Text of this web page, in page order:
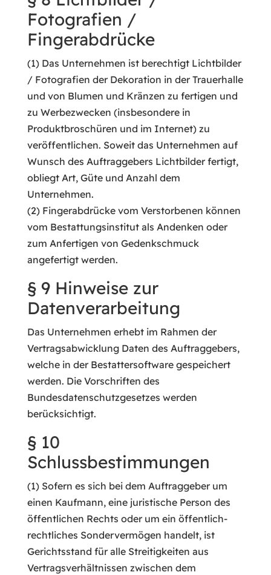
Fotografien /
Fingerabdrücke
(1) Das Unternehmen ist berechtigt Lichtbilder
/ Fotografien der Dekoration in der Trauerhalle
und von Blumen und Kränzen zu fertigen und
zu Werbezwecken (insbesondere in
Produktbroschüren und im Internet) zu
veröffentlichen. Soweit das Unternehmen auf
Wunsch des Auftraggebers Lichtbilder fertigt,
obliegt Art, Güte und Anzahl dem
Unternehmen.
(2) Fingerabdrücke vom Verstorbenen können
vom Bestattungsinstitut als Andenken oder
zum Anfertigen von Gedenkschmuck
angefertigt werden.
§ 9 Hinweise zur
Datenverarbeitung
Das Unternehmen erhebt im Rahmen der
Vertragsabwicklung Daten des Auftraggebers,
welche in der Bestattersoftware gespeichert
werden. Die Vorschriften des
Bundesdatenschutzgesetzes werden
berücksichtigt.
§ 10
Schlussbestimmungen
(1) Sofern es sich bei dem Auftraggeber um
einen Kaufmann, eine juristische Person des
öffentlichen Rechts oder um ein öffentlich-
rechtliches Sondervermögen handelt, ist
Gerichtsstand für alle Streitigkeiten aus
Vertragsverhältnissen zwischen dem